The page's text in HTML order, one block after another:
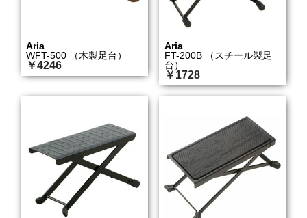
Aria
WFT-500 （木製足台）
￥4246
Aria
FT-200B （スチール製足
台）
￥1728